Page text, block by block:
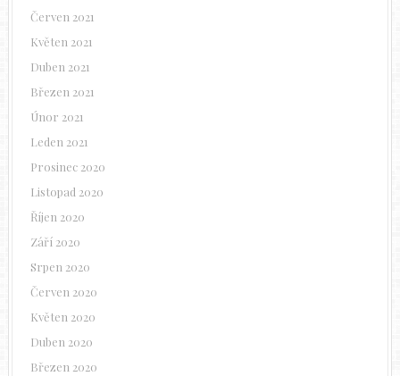
Červen 2021
Květen 2021
Duben 2021
Březen 2021
Únor 2021
Leden 2021
Prosinec 2020
Listopad 2020
Říjen 2020
Září 2020
Srpen 2020
Červen 2020
Květen 2020
Duben 2020
Březen 2020